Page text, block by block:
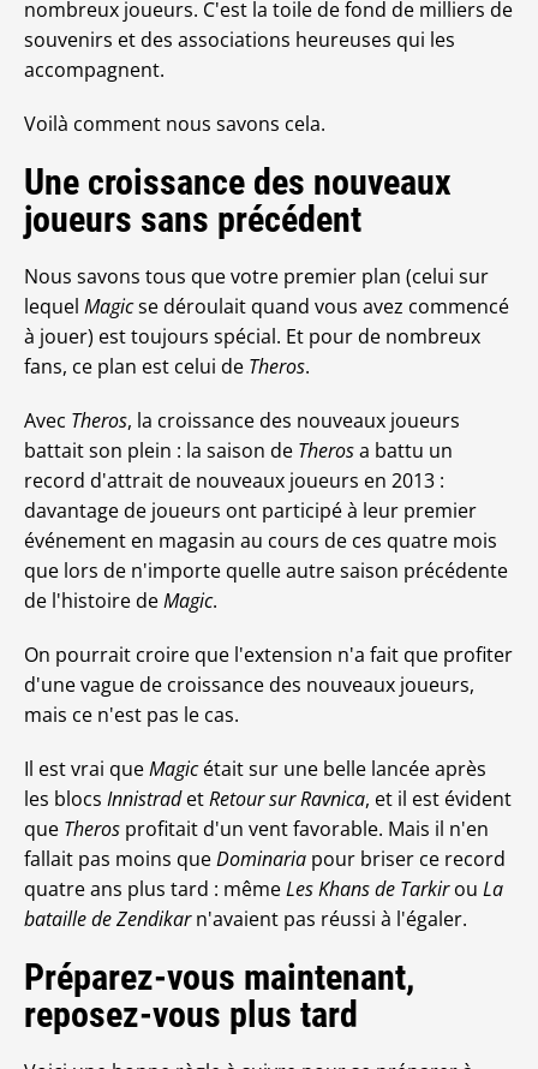
nombreux joueurs. C'est la toile de fond de milliers de
souvenirs et des associations heureuses qui les
accompagnent.
Voilà comment nous savons cela.
Une croissance des nouveaux
joueurs sans précédent
Nous savons tous que votre premier plan (celui sur
lequel Magicse déroulait quand vous avez commencé
à jouer) est toujours spécial. Et pour de nombreux
fans, ce plan est celui de Theros.
Avec Theros, la croissance des nouveaux joueurs
battait son plein : la saison de Therosa battu un
record d'attrait de nouveaux joueurs en 2013 :
davantage de joueurs ont participé à leur premier
événement en magasin au cours de ces quatre mois
que lors de n'importe quelle autre saison précédente
de l'histoire deMagic.
On pourrait croire que l'extension n'a fait que profiter
d'une vague de croissance des nouveaux joueurs,
mais ce n'est pas le cas.
Il est vrai queMagicétait sur une belle lancée après
les blocs InnistradetRetour sur Ravnica, et il est évident
que Theros profitait d'un vent favorable. Mais il n'en
fallait pas moins queDominaria pour briser ce record
quatre ans plus tard : mêmeLes Khans de Tarkirou La
bataille de Zendikarn'avaient pas réussi à l'égaler.
Préparez-vous maintenant,
reposez-vous plus tard